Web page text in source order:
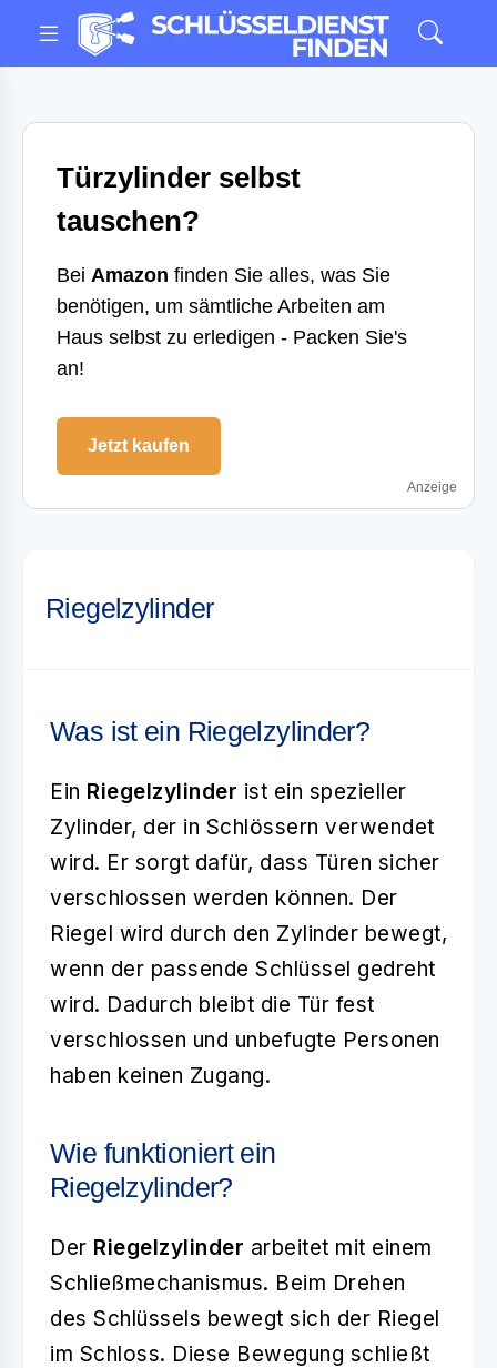
Türzylinder selbst
tauschen?
Bei Amazon finden Sie alles, was Sie
benötigen, um sämtliche Arbeiten am
Haus selbst zu erledigen - Packen Sie's
an!
Jetzt kaufen
Anzeige
Riegelzylinder
Was ist ein Riegelzylinder?
Ein Riegelzylinder ist ein spezieller
Zylinder, der in Schlössern verwendet
wird. Er sorgt dafür, dass Türen sicher
verschlossen werden können. Der
Riegel wird durch den Zylinder bewegt,
wenn der passende Schlüssel gedreht
wird. Dadurch bleibt die Tür fest
verschlossen und unbefugte Personen
haben keinen Zugang.
Wie funktioniert ein
Riegelzylinder?
Der Riegelzylinder arbeitet mit einem
Schließmechanismus. Beim Drehen
des Schlüssels bewegt sich der Riegel
im Schloss. Diese Bewegung schließt